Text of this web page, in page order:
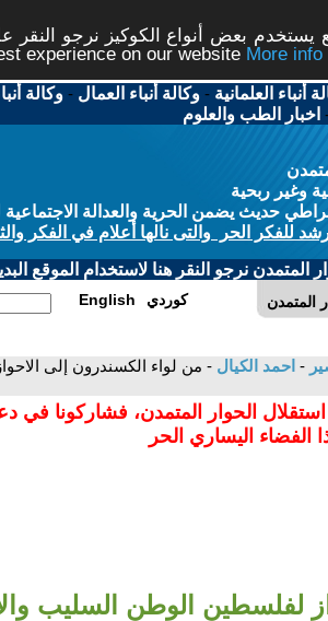
بعض أنواع الكوكيز نرجو
experience on our website
أنباء العلمانية -وكالة أنباء العمال -وكالة
اخبار الطب والعلوم
وغير ربحية
حديث يضمن الحرية والعدالة الاجتماعية
للفكر الحر والتى نالها أعلام في الفكر
نرجو النقر هنا لاستخدام الموقع
المتمدن English كوردي
- احمد الكيال - من لواء الكسندرون إلى
الحوار المتمدن، فشاركونا في
الفضاء اليساري الحر
لفلسطين الوطن السليب